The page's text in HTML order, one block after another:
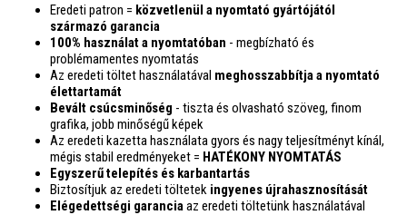
Eredeti patron = közvetlenül a nyomtató gyártójától
származó garancia
100% használat a nyomtatóban - megbízható és
problémamentes nyomtatás
Az eredeti töltet használatával meghosszabbítja a nyomtató
élettartamát
Bevált csúcsminőség - tiszta és olvasható szöveg, finom
grafika, jobb minőségű képek
Az eredeti kazetta használata gyors és nagy teljesítményt kínál,
mégis stabil eredményeket = HATÉKONY NYOMTATÁS
Egyszerű telepítés és karbantartás
Biztosítjuk az eredeti töltetek ingyenes újrahasznosítását
Elégedettségi garanciaaz eredeti töltetünk használatával